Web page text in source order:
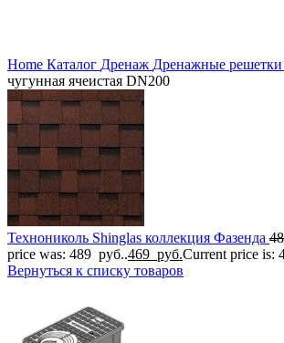
Home Каталог Дренаж Дренажные решетки
чугунная ячеистая DN200
Технониколь Shinglas коллекция Фазенда
price was: 489 руб..469 руб.Current price is:
Вернуться к списку товаров